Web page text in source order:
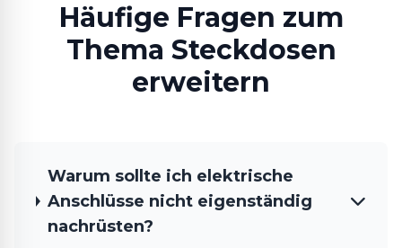
Häufige Fragen zum
Thema Steckdosen
erweitern
Warum sollte ich elektrische
Anschlüsse nicht eigenständig
nachrüsten?